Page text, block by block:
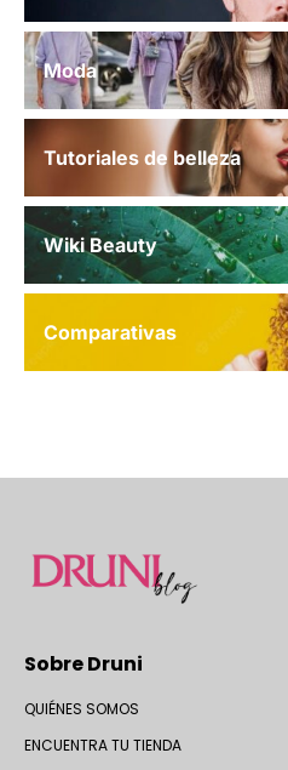
Moda
Tutoriales de belleza
Wiki Beauty
Comparativas
Sobre Druni
QUIÉNES SOMOS
ENCUENTRA TU TIENDA